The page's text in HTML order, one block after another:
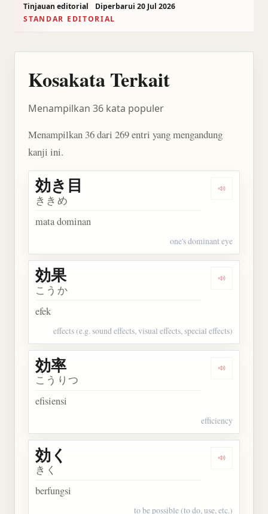
Tinjauan editorial
Diperbarui 20 Jul 2026
STANDAR EDITORIAL
Kosakata Terkait
Menampilkan 36 kata populer
Menampilkan 36 dari 269 entri yang mengandung
kanji ini.
Dengarkan
効き目
ききめ
mata dominan
one's dominant eye
Dengarkan
効果
こうか
efek
effects (e.g. sound effects, visual effects, special effects)
Dengarkan
効率
こうりつ
efisiensi
efficiency
Dengarkan
効く
きく
berfungsi
to be possible (to do, use, etc.)